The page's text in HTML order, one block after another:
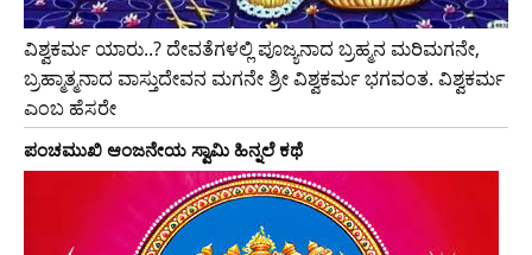
ವಿಶ್ವಕರ್ಮ ಯಾರು..? ದೇವತೆಗಳಲ್ಲಿ ಪೂಜ್ಯನಾದ ಬ್ರಹ್ಮನ ಮರಿಮಗನೇ,
ಬ್ರಹ್ಮಾತ್ಮನಾದ ವಾಸ್ತುದೇವನ ಮಗನೇ ಶ್ರೀ ವಿಶ್ವಕರ್ಮ ಭಗವಂತ. ವಿಶ್ವಕರ್ಮ
ಎಂಬ ಹೆಸರೇ
ಪಂಚಮುಖಿ ಆಂಜನೇಯ ಸ್ವಾಮಿ ಹಿನ್ನಲೆ ಕಥೆ